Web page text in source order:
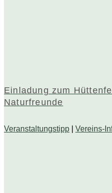
Einladung zum
Naturfreunde
Veranstaltungstipp Vereins-